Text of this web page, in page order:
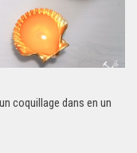
coquillage dans en un